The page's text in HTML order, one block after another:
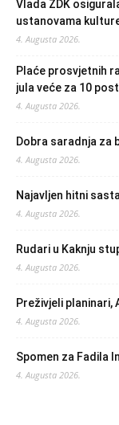
Vlada ZDK
ustanovama
4. Augusta 2026.
Plaće prosvjetnih
jula veće za 10
4. Augusta 2026.
Dobra saradnja za
4. Augusta 2026.
Najavljen hitni
4. Augusta 2026.
Rudari u Kaknju
4. Augusta 2026.
Preživjeli planinari,
4. Augusta 2026.
Spomen za Fadila
4. Augusta 2026.